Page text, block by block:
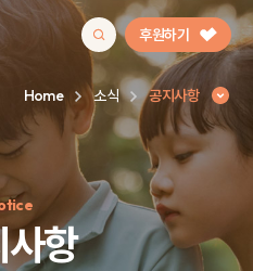
후원하기
페인#팬덤후원
Home 소식 공지사항
항